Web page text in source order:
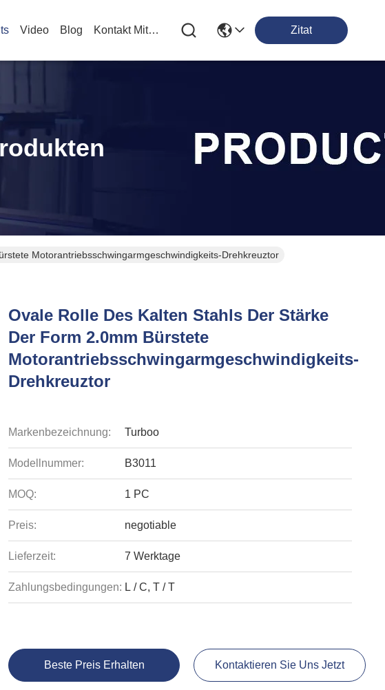
Video Blog Kontakt Mit Uns Zitat
Motorantriebsschwingarmgeschwindigkeits-Drehkreuztor
Ovale Rolle Des Kalten Stahls Der Stärke
Der Form 2.0mm Bürstete
Motorantriebsschwingarmgeschwindigkeits-
Drehkreuztor
Markenbezeichnung: Turboo
Modellnummer: B3011
MOQ: 1 PC
Preis: negotiable
Lieferzeit: 7 Werktage
Zahlungsbedingungen: L / C, T / T
Beste Preis Erhalten Kontaktieren Sie Uns Jetzt